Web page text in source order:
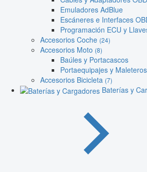
Emuladores AdBlue
Escáneres e Interfaces
Programación ECU y
Accesorios Coche (24)
Accesorios Moto (8)
Baúles y Portacascos
Portaequipajes y Maleteros
Accesorios Bicicleta (7)
Baterías y